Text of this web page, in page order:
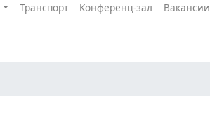
Транспорт Конференц-зал Вакансии